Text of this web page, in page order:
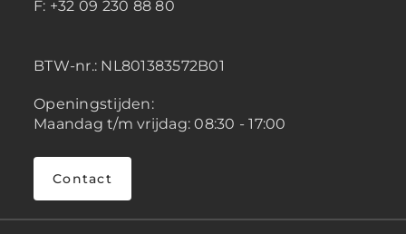
F: +32 09 230 88 80
BTW-nr.: NL801383572B01
Openingstijden:
Maandag t/m vrijdag: 08:30 - 17:00
Contact